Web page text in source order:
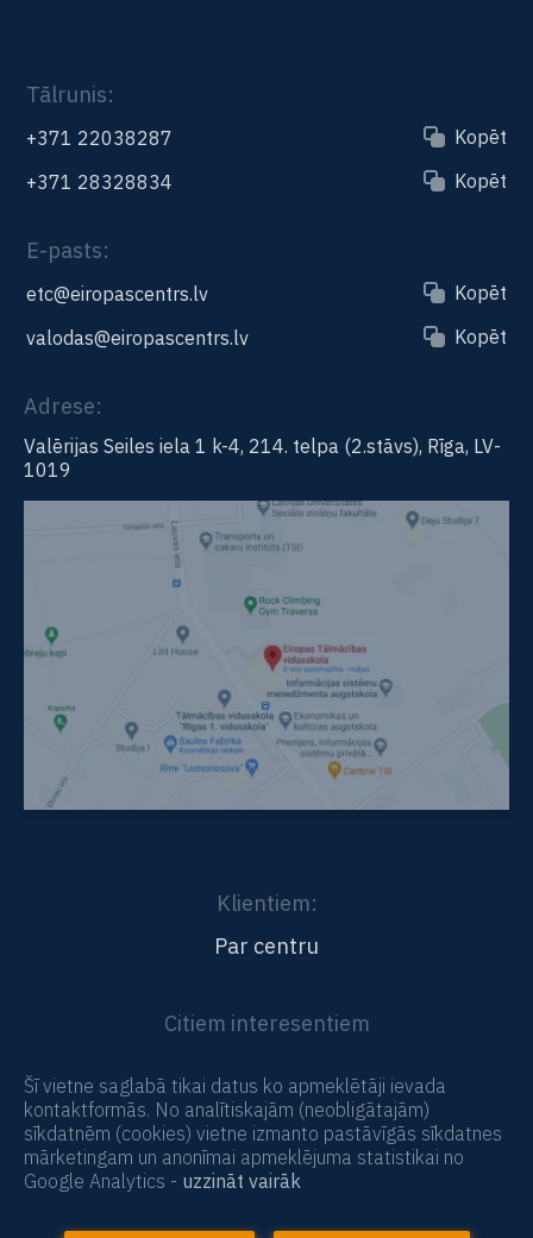
Tālrunis:
+371 22038287
Kopēt
+371 28328834
Kopēt
E-pasts:
etc@eiropascentrs.lv
Kopēt
valodas@eiropascentrs.lv
Kopēt
Adrese:
Valērijas Seiles iela 1 k-4, 214. telpa (2.stāvs), Rīga, LV-
1019
Klientiem:
Par centru
Citiem interesentiem
© 2013-2026 Eiropas Tālmācības centrs
Personas datu apstrādes nosacījumi
Šī vietne saglabā tikai datus ko apmeklētāji ievada
kontaktformās. No analītiskajām (neobligātajām)
sīkdatnēm (cookies) vietne izmanto pastāvīgās sīkdatnes
mārketingam un anonīmai apmeklējuma statistikai no
Google Analytics - uzzināt vairāk